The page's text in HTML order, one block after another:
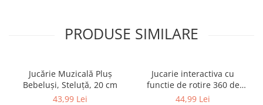
PRODUSE SIMILARE
Jucărie Muzicală Pluș
Bebeluși, Steluță, 20 cm
43,99 Lei
Jucarie interactiva cu
functie de rotire 360 de
grade si lumini, Omida
44,99 Lei